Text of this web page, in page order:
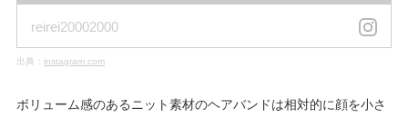
reirei20002000
出典： instagram.com
ボリューム感のあるニット素材のヘアバンドは相対的に顔を小さ